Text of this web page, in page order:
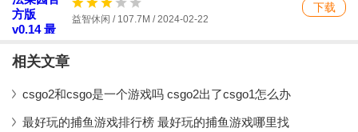
益智休闲 / 107.7M / 2024-02-22
下载
相关文章
csgo2和csgo是一个游戏吗 csgo2出了csgo1怎么办
最好玩的捕鱼游戏排行榜 最好玩的捕鱼游戏哪里找